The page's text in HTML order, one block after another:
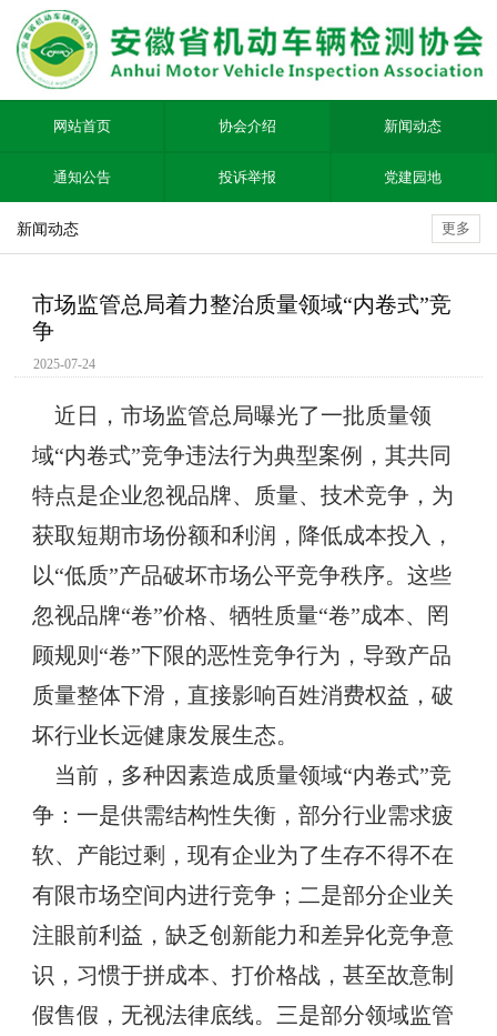
网站首页 协会介绍 新闻动态
通知公告 投诉举报 党建园地
更多
新闻动态
市场监管总局着力整治质量领域“内卷式”竞
争
2025-07-24
近日，市场监管总局曝光了一批质量领
域“内卷式”竞争违法行为典型案例，其共同
特点是企业忽视品牌、质量、技术竞争，为
获取短期市场份额和利润，降低成本投入，
以“低质”产品破坏市场公平竞争秩序。这些
忽视品牌“卷”价格、牺牲质量“卷”成本、罔
顾规则“卷”下限的恶性竞争行为，导致产品
质量整体下滑，直接影响百姓消费权益，破
坏行业长远健康发展生态。
当前，多种因素造成质量领域“内卷式”竞
争：一是供需结构性失衡，部分行业需求疲
软、产能过剩，现有企业为了生存不得不在
有限市场空间内进行竞争；二是部分企业关
注眼前利益，缺乏创新能力和差异化竞争意
识，习惯于拼成本、打价格战，甚至故意制
假售假，无视法律底线。三是部分领域监管